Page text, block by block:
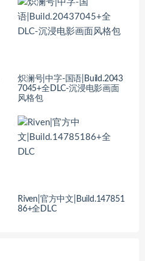
炽澜号|中字-国语|Build.2043
7045+全DLC-沉浸电影画面
风格包
Riven|官方中文|Build.147851
86+全DLC